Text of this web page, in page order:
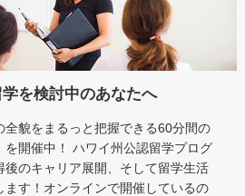
学を検討中のあなたへ
全貌をまるっと把握できる60分間の
を開催中！ ハワイ州公認留学プログ
後のキャリア展開、そして留学生活
ます！オンラインで開催しているの